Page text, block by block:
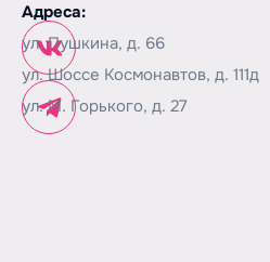
Адреса:
ул. Пушкина, д. 66
ул. Шоссе Космонавтов, д. 111д
ул. М. Горького, д. 27